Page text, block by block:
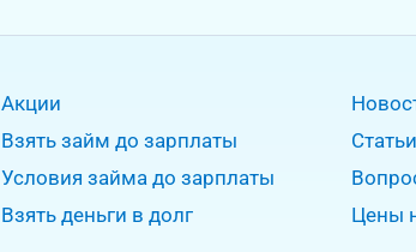
Акции
Взять займ до зарплаты
Условия займа до зарплаты
Взять деньги в долг
Статьи
Цены